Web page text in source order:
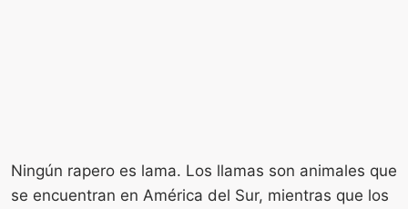
Ningún rapero es lama. Los llamas son animales que
se encuentran en América del Sur, mientras que los